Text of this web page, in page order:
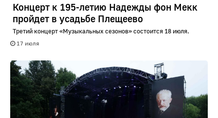
Концерт к 195-летию Надежды фон Мекк
пройдет в усадьбе Плещеево
Третий концерт «Музыкальных сезонов» состоится 18 июля.
17 июля